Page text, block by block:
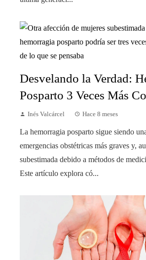
Desvelando la Verdad:
Posparto 3 Veces Más
Inés Valcárcel Hace 8 meses
La hemorragia posparto sigue siendo
emergencias obstétricas más graves y,
subestimada debido a métodos de
Este artículo explora có...